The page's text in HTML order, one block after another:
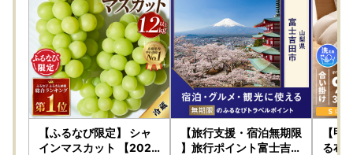
※App Store もしくはGoogle Playから「IAM（アイアム）」
アプリのダウンロードをお願いいたします。
★ふるまど★ 複数自治体のワンストップ特例をスマホでま
とめて申請ができるサービスです！リンク先をご確認くださ
い。
【ふるなび限定】 シャ
インマスカット 【2026
【旅行支援・宿泊無期限
】旅行ポイント富士吉田
【甲
る布